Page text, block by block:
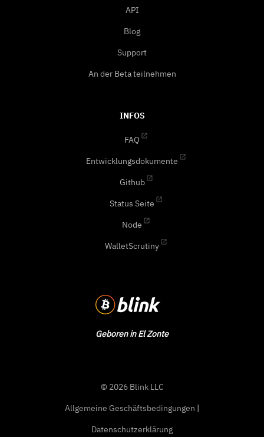
Geboren in El Zonte
API
Blog
Support
An der Beta teilnehmen
INFOS
FAQ
Entwicklungsdokumente
Github
Status Seite
Node
WalletScrutiny
© 2026 Blink LLC
Allgemeine Geschäftsbedingungen |
Datenschutzerklärung